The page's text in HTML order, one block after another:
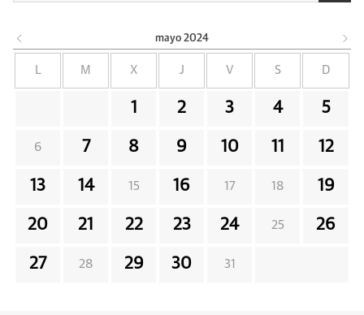
mayo 2024
L M X J V S D
1 2 3 4 5
6 7 8 9 10 11 12
13 14 15 16 17 18 19
20 21 22 23 24 25 26
27 28 29 30 31